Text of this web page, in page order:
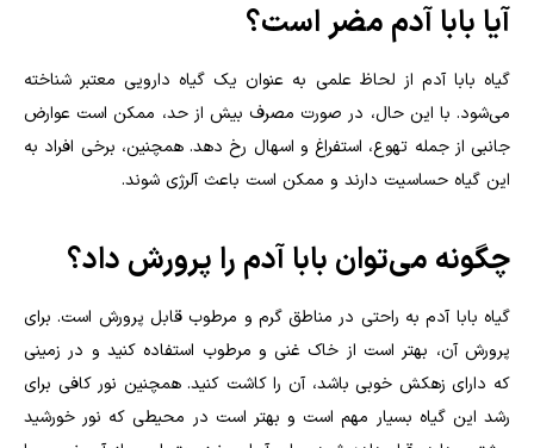
آیا بابا آدم مضر است؟
گیاه بابا آدم از لحاظ علمی به عنوان یک گیاه دارویی معتبر شناخته
می‌شود. با این حال، در صورت مصرف بیش از حد، ممکن است عوارض
جانبی از جمله تهوع، استفراغ و اسهال رخ دهد. همچنین، برخی افراد به
این گیاه حساسیت دارند و ممکن است باعث آلرژی شوند.
چگونه می‌توان بابا آدم را پرورش داد؟
گیاه بابا آدم به راحتی در مناطق گرم و مرطوب قابل پرورش است. برای
پرورش آن، بهتر است از خاک غنی و مرطوب استفاده کنید و در زمینی
که دارای زهکش خوبی باشد، آن را کاشت کنید. همچنین نور کافی برای
رشد این گیاه بسیار مهم است و بهتر است در محیطی که نور خورشید